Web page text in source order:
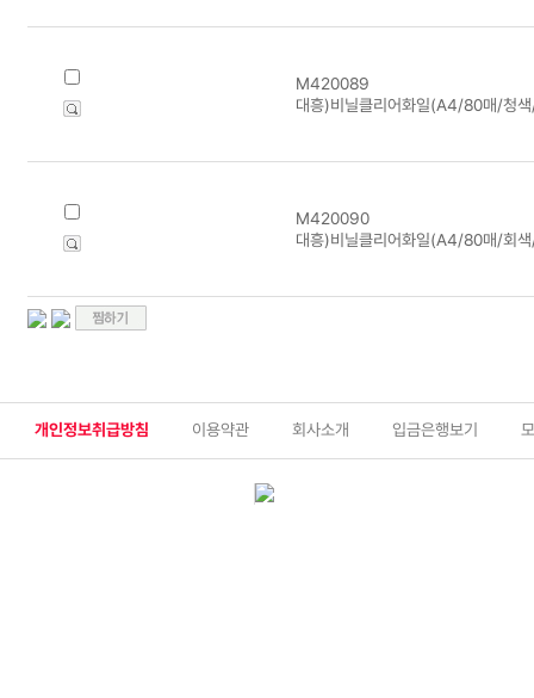
M420089
대흥)비닐클리어화일(A4/80매/청
M420090
대흥)비닐클리어화일(A4/80매/회
개인정보취급방침 이용약관 회사소개 입금은행보기